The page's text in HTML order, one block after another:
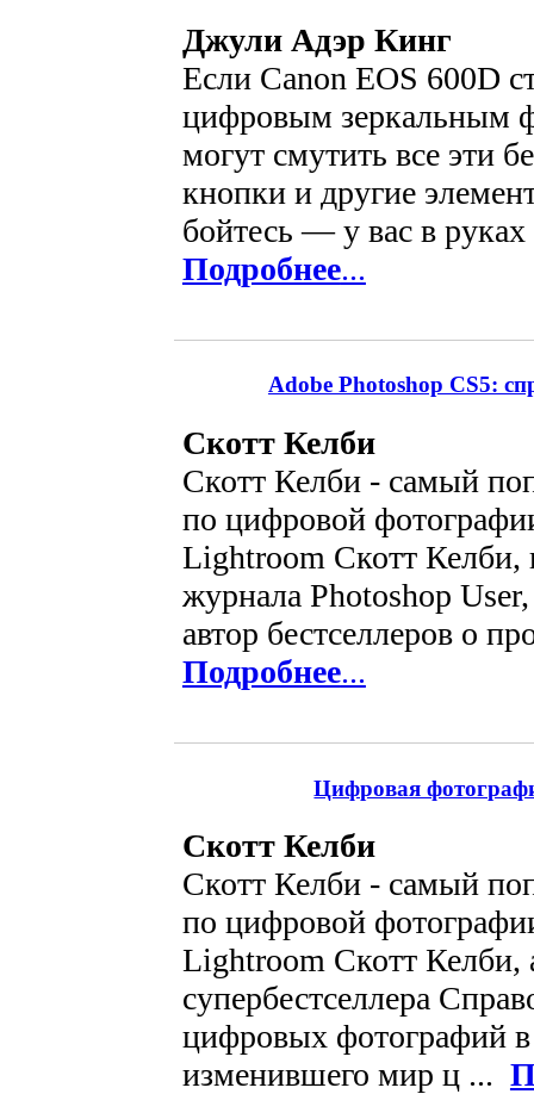
Джули Адэр Кинг
Если Canon EOS 600D
цифровым зеркальным
могут смутить все эти
кнопки и другие
бойтесь — у вас в
Подробнее...
Adobe Photoshop CS5:
Скотт Келби
Скотт Келби - самый
по цифровой
Lightroom Скотт Келби,
журнала Photoshop
автор бестселлеров о
Подробнее...
Цифровая
Скотт Келби
Скотт Келби - самый
по цифровой
Lightroom Скотт Келби,
супербестселлера
цифровых фотографий
изменившего мир ц ...